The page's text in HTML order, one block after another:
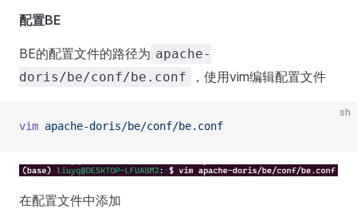
配置BE
BE的配置文件的路径为 apache-
doris/be/conf/be.conf
，使用vim编辑配置文件
sh
vim apache-doris/be/conf/be.conf
在配置文件中添加